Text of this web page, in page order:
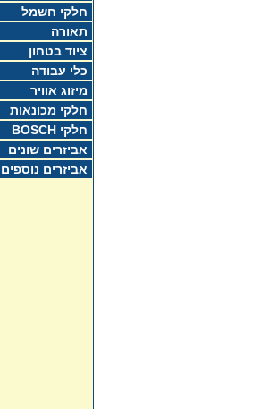
חלקי חשמל
תאורה
ציוד בטחון
כלי עבודה
מיזוג אוויר
חלקי מכונאות
חלקי BOSCH
אביזרים שונים
אביזרים נוספים